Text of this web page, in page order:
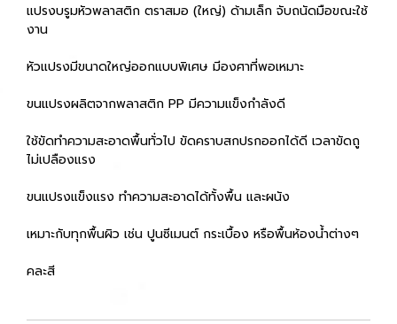
แปรงบรูมหัวพลาสติก ตราสมอ (ใหญ่) ด้ามเล็ก จับถนัดมือขณะใช้
งาน
หัวแปรงมีขนาดใหญ่ออกแบบพิเศษ มีองศาที่พอเหมาะ
ขนแปรงผลิตจากพลาสติก PP มีความแข็งกำลังดี
ใช้ขัดทำความสะอาดพื้นทั่วไป ขัดคราบสกปรกออกได้ดี เวลาขัดถู
ไม่เปลืองแรง
ขนแปรงแข็งแรง ทำความสะอาดได้ทั้งพื้น และผนัง
เหมาะกับทุกพื้นผิว เช่น ปูนซีเมนต์ กระเบื้อง หรือพื้นห้องน้ำต่างๆ
คละสี